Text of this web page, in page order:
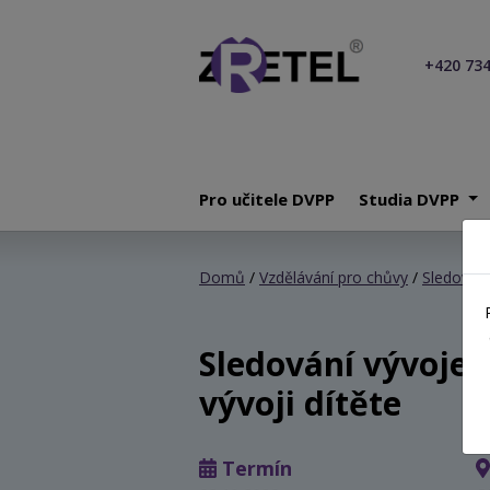
+420
Pro učitele DVPP Studia DVPP
Domů / Vzdělávání pro chůvy /
Sledování vývoje
vývoji dítěte
Termín